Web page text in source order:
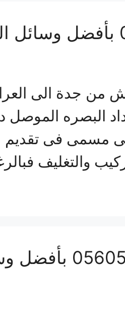
شركة نقل عفش من جدة الى العراق 0560533140
من جدة الى
البصره الموصل
مسمى فى
والتغليف
شركة نقل عفش من جدة الى سلطنة عمان